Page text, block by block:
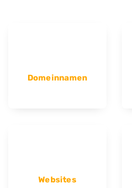
Domeinnamen
Websites